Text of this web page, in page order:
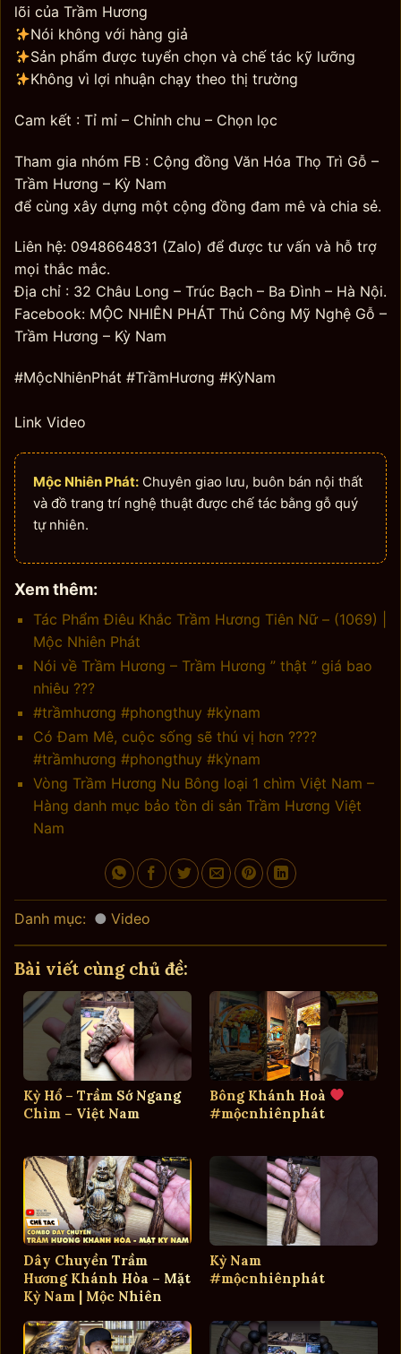
lõi của Trầm Hương
Nói không với hàng giả
Sản phẩm được tuyển chọn và chế tác kỹ lưỡng
Không vì lợi nhuận chạy theo thị trường
Cam kết : Tỉ mỉ – Chỉnh chu – Chọn lọc
Tham gia nhóm FB : Cộng đồng Văn Hóa Thọ Trì Gỗ –
Trầm Hương – Kỳ Nam
để cùng xây dựng một cộng đồng đam mê và chia sẻ.
Liên hệ: 0948664831 (Zalo) để được tư vấn và hỗ trợ
mọi thắc mắc.
Địa chỉ : 32 Châu Long – Trúc Bạch – Ba Đình – Hà Nội.
Facebook: MỘC NHIÊN PHÁT Thủ Công Mỹ Nghệ Gỗ –
Trầm Hương – Kỳ Nam
#MộcNhiênPhát #TrầmHương #KỳNam
Link Video
Mộc Nhiên Phát: Chuyên giao lưu, buôn bán nội thất
và đồ trang trí nghệ thuật được chế tác bằng gỗ quý
tự nhiên.
Xem thêm:
Tác Phẩm Điêu Khắc Trầm Hương Tiên Nữ – (1069) |
Mộc Nhiên Phát
Nói về Trầm Hương – Trầm Hương ” thật ” giá bao
nhiêu ???
#trầmhương #phongthuy #kỳnam
Có Đam Mê, cuộc sống sẽ thú vị hơn ????
#trầmhương #phongthuy #kỳnam
Vòng Trầm Hương Nu Bông loại 1 chìm Việt Nam –
Hàng danh mục bảo tồn di sản Trầm Hương Việt
Nam
Danh mục: Video
Bài viết cùng chủ đề:
Kỳ Hổ – Trầm Sớ Ngang
Chìm – Việt Nam
Bông Khánh Hoà
#mộcnhiênphát
Dây Chuyền Trầm
Hương Khánh Hòa – Mặt
Kỳ Nam | Mộc Nhiên
Kỳ Nam
#mộcnhiênphát